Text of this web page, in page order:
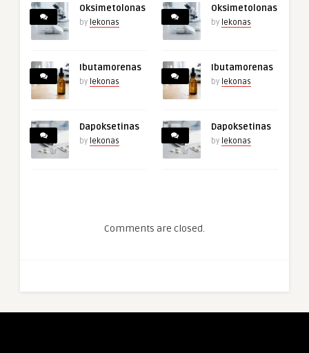
Oksimetolonas
by lekonas
Ibutamorenas
by lekonas
Dapoksetinas
by lekonas
Oksimetolonas
by lekonas
Ibutamorenas
by lekonas
Dapoksetinas
by lekonas
Comments are closed.